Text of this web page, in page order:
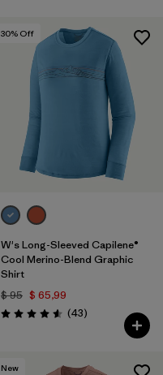
30% Off
W's Long-Sleeved Capilene®
Cool Merino-Blend Graphic
Shirt
$ 95 $ 65,99
Valoración: 4.6 / 5
(43Comentarios
)
New